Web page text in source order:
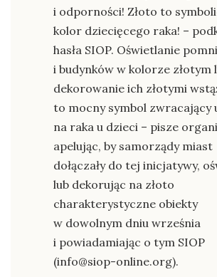
i odporności! Złoto to
kolor dziecięcego raka! –
hasła SIOP. Oświetlanie
i budynków w kolorze złotym
dekorowanie ich złotymi
to mocny symbol zwracający
na raka u dzieci – pisze
apelując, by samorządy miast
dołączały do tej inicjatywy,
lub dekorując na złoto
charakterystyczne obiekty
w dowolnym dniu września
i powiadamiając o tym SIOP
(info@siop-online.org).